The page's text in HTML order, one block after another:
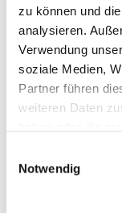
zu können und
analysieren.
Verwendung
soziale Medien,
Partner führen
weiteren Daten
Notwendig
Ihr
Sehen
Als erster
als Augenoptiker
ästhetisch
auch oft die